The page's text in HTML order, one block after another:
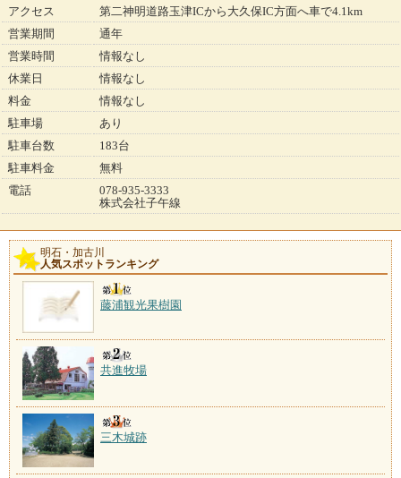
アクセス
第二神明道路玉津ICから大久保IC方面へ車で4.1km
営業期間
通年
営業時間
情報なし
休業日
情報なし
料金
情報なし
駐車場
あり
駐車台数
183台
駐車料金
無料
電話
078-935-3333
株式会社子午線
明石・加古川
人気スポットランキング
藤浦観光果樹園
共進牧場
三木城跡